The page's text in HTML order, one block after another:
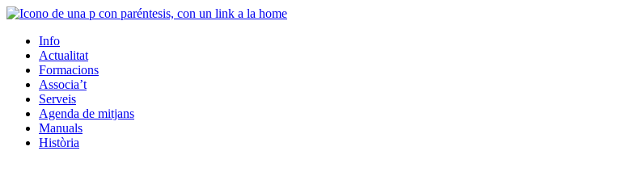
Info
Actualitat
Formacions
Associa’t
Serveis
Agenda de mitjans
Manuals
Història